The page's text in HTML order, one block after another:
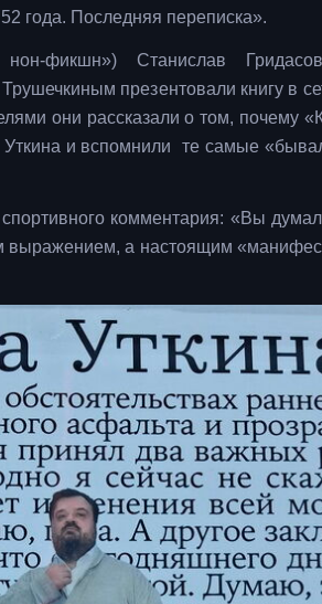
года. Последняя переписка».
нон-фикшн») Станислав
презентовали книгу в
они рассказали о том, почему
Уткина и вспомнили те самые
комментария: «Вы
выражением, а настоящим